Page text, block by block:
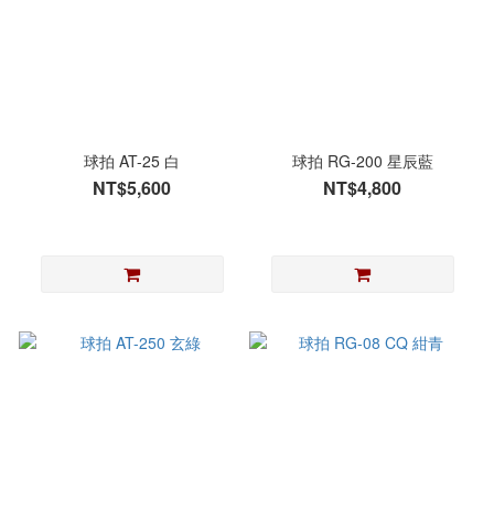
球拍 AT-25 白
NT$5,600
球拍 RG-200 星辰藍
NT$4,800